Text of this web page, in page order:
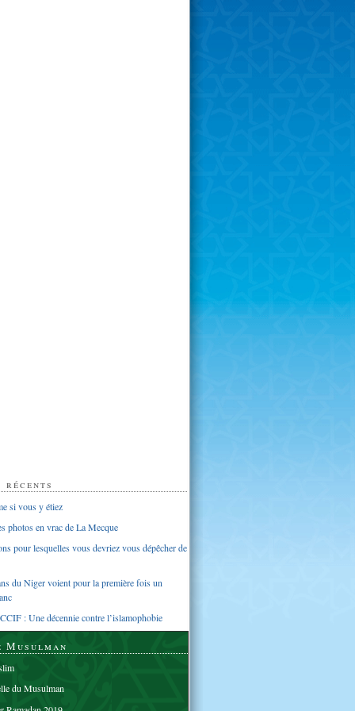
si vous y étiez
photos en vrac de La Mecque
pour lesquelles vous devriez vous dépêcher de
du Niger voient pour la première fois un
: Une décennie contre l’islamophobie
Musulman
du Musulman